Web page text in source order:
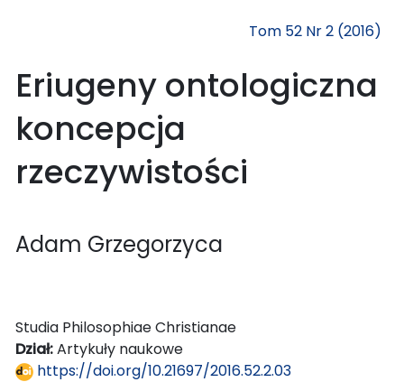
Tom 52 Nr 2 (2016)
Eriugeny ontologiczna
koncepcja
rzeczywistości
Adam Grzegorzyca
Studia Philosophiae Christianae
Dział:Artykuły naukowe
https://doi.org/10.21697/2016.52.2.03